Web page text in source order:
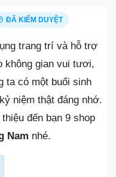
ĐÃ KIỂM DUYỆT
trang trí và hỗ trợ
không gian vui tươi,
ta có một buổi sinh
niệm thật đáng nhớ.
đến bạn 9 shop
Nam nhé.